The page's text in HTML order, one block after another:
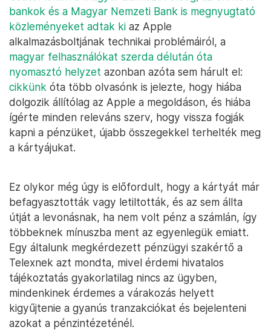
bankok és a Magyar Nemzeti Bank is megnyugtató
közleményeket adtak ki az Apple
alkalmazásboltjának technikai problémáiról, a
magyar felhasználókat szerda délután óta
nyomasztó helyzet azonban azóta sem hárult el:
cikkünk óta több olvasónk is jelezte, hogy hiába
dolgozik állítólag az Apple a megoldáson, és hiába
ígérte minden releváns szerv, hogy vissza fogják
kapni a pénzüket, újabb összegekkel terhelték meg
a kártyájukat.
Ez olykor még úgy is előfordult, hogy a kártyát már
befagyasztották vagy letiltották, és az sem állta
útját a levonásnak, ha nem volt pénz a számlán, így
többeknek mínuszba ment az egyenlegük emiatt.
Egy általunk megkérdezett pénzügyi szakértő a
Telexnek azt mondta, mivel érdemi hivatalos
tájékoztatás gyakorlatilag nincs az ügyben,
mindenkinek érdemes a várakozás helyett
kigyűjtenie a gyanús tranzakciókat és bejelenteni
azokat a pénzintézeténél.